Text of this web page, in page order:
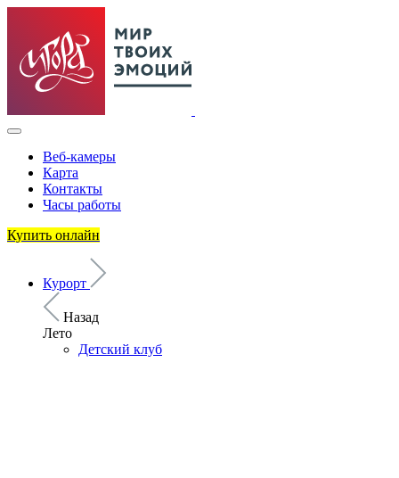
Веб-камеры
Карта
Контакты
Часы работы
Купить онлайн
Курорт
Назад
Лето
Детский клуб